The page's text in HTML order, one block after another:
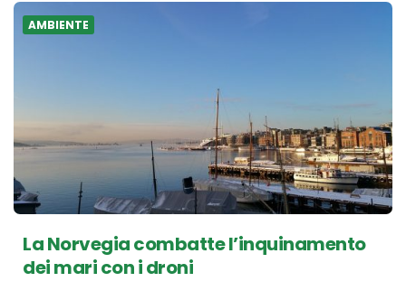
AMBIENTE
La Norvegia combatte l’inquinamento
dei mari con i droni